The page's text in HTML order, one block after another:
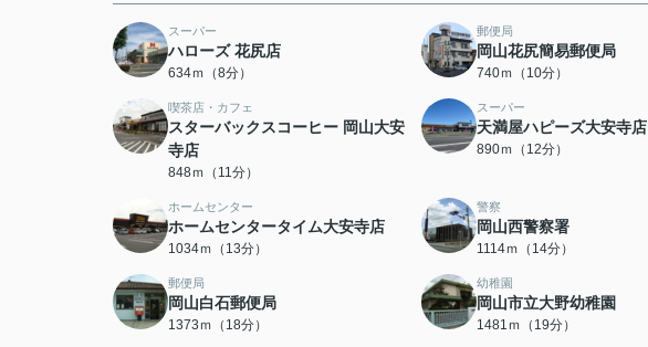
スーパー
ハローズ 花尻店
634ｍ（8分）
郵便局
岡山花尻簡易郵便局
740ｍ（10分）
喫茶店・カフェ
スターバックスコーヒー 岡山大安
寺店
848ｍ（11分）
スーパー
天満屋ハピーズ大安寺店
890ｍ（12分）
ホームセンター
ホームセンタータイム大安寺店
1034ｍ（13分）
警察
岡山西警察署
1114ｍ（14分）
郵便局
岡山白石郵便局
1373ｍ（18分）
幼稚園
岡山市立大野幼稚園
1481ｍ（19分）